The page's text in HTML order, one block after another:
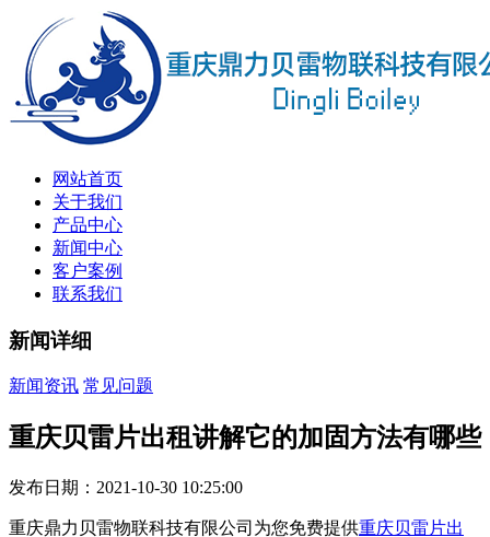
网站首页
关于我们
产品中心
新闻中心
客户案例
联系我们
新闻详细
新闻资讯 常见问题
重庆贝雷片出租讲解它的加固方法有哪些
发布日期：2021-10-30 10:25:00
重庆鼎力贝雷物联科技有限公司为您免费提供重庆贝雷片出